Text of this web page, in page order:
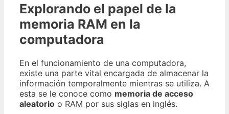
Explorando el papel de la
memoria RAM en la
computadora
En el funcionamiento de una computadora,
existe una parte vital encargada de almacenar la
información temporalmente mientras se utiliza. A
esta se le conoce como memoria de acceso
aleatorio o RAM por sus siglas en inglés.